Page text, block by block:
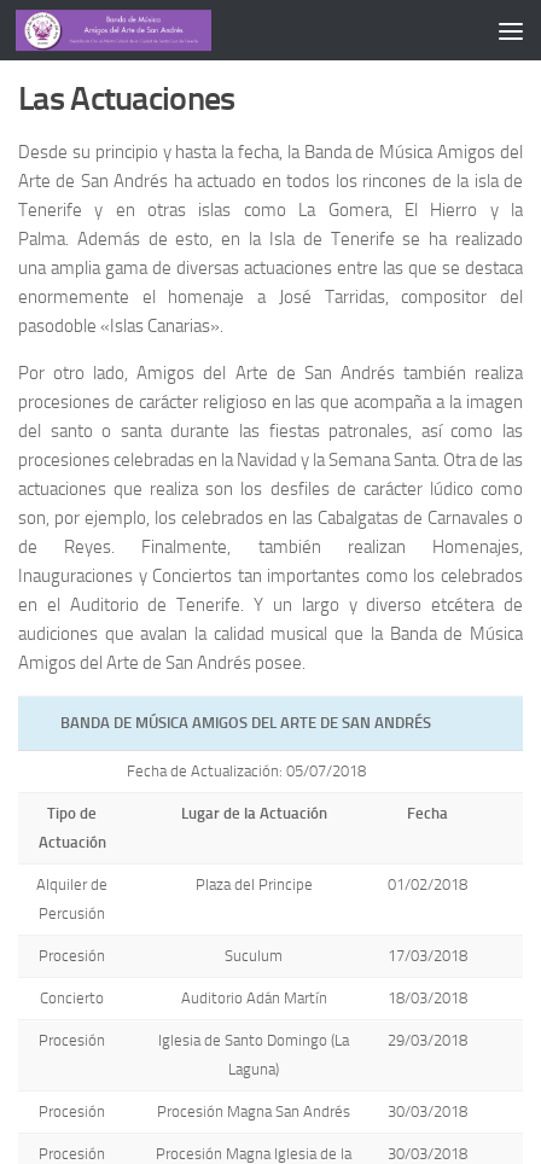
ACTUACIONES
Las Actuaciones
Desde su principio y hasta la fecha, la Banda de Música Amigos del
Arte de San Andrés ha actuado en todos los rincones de la isla de
Tenerife y en otras islas como La Gomera, El Hierro y la
Palma. Además de esto, en la Isla de Tenerife se ha realizado
una amplia gama de diversas actuaciones entre las que se destaca
enormemente el homenaje a José Tarridas, compositor del
pasodoble «Islas Canarias».
Por otro lado, Amigos del Arte de San Andrés también realiza
procesiones de carácter religioso en las que acompaña a la imagen
del santo o santa durante las fiestas patronales, así como las
procesiones celebradas en la Navidad y la Semana Santa. Otra de las
actuaciones que realiza son los desfiles de carácter lúdico como
son, por ejemplo, los celebrados en las Cabalgatas de Carnavales o
de Reyes. Finalmente, también realizan Homenajes,
Inauguraciones y Conciertos tan importantes como los celebrados
en el Auditorio de Tenerife. Y un largo y diverso etcétera de
audiciones que avalan la calidad musical que la Banda de Música
Amigos del Arte de San Andrés posee.
BANDA DE MÚSICA AMIGOS DEL ARTE DE SAN ANDRÉS
Fecha de Actualización: 05/07/2018
Tipo de
Actuación
Lugar de la Actuación Fecha
Alquiler de
Percusión
Plaza del Principe 01/02/2018
Procesión Suculum 17/03/2018
Concierto Auditorio Adán Martín 18/03/2018
Procesión
Iglesia de Santo Domingo (La
Laguna)
29/03/2018
Procesión Procesión Magna San Andrés 30/03/2018
Procesión
Procesión Magna Iglesia de la
30/03/2018